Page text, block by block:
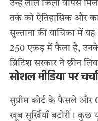
उन्हें लाल किला वापस
तर्क को ऐतिहासिक और
सुल्ताना की याचिका में
250 एकड़ में फैला है, उनके
ब्रिटिश सरकार ने छीन
सोशल मीडिया पर चर्चा
सुप्रीम कोर्ट के फैसले और
खूब सुर्खियाँ बटोरीं।